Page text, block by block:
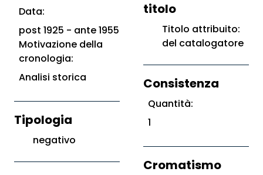
Data:
post 1925 - ante 1955
Motivazione della
cronologia:
Analisi storica
Tipologia
negativo
titolo
Titolo attribuito:
del catalogatore
Consistenza
Quantità:
1
Cromatismo